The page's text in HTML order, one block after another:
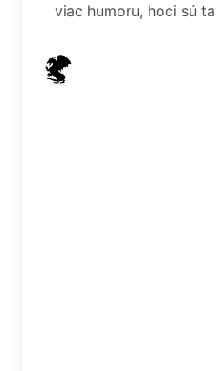
viac humoru, hoci sú